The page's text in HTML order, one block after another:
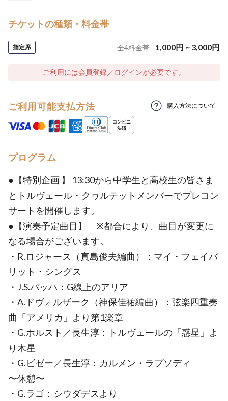
チケットの種類・料金帯
指定席 全4料金帯 1,000円 ~ 3,000円
ご利用には会員登録／ログインが必要です。
ご利用可能支払方法 購入方法について
プログラム
●【特別企画 】 13:30から中学生と高校生の皆さま
とトルヴェール・クヮルテットメンバーでプレコン
サートを開催します。
●【演奏予定曲目】 ※都合により、曲目が変更に
なる場合がございます。
・R.ロジャース（真島俊夫編曲）：マイ・フェイバ
リット・シングス
・J.S.バッハ：G線上のアリア
・A.ドヴォルザーク（神保佳祐編曲）：弦楽四重奏
曲「アメリカ」より第1楽章
・G.ホルスト／長生淳：トルヴェールの「惑星」よ
り木星
・G.ビゼー／長生淳：カルメン・ラプソディ
〜休憩〜
・G.ラゴ：シウダデスより